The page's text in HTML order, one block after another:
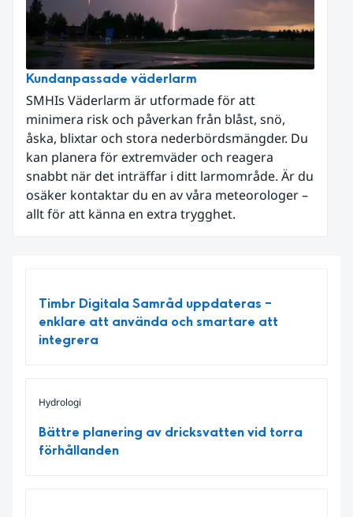
Kundanpassade väderlarm
SMHIs Väderlarm är utformade för att
minimera risk och påverkan från blåst, snö,
åska, blixtar och stora nederbördsmängder. Du
kan planera för extremväder och reagera
snabbt när det inträffar i ditt larmområde. Är du
osäker kontaktar du en av våra meteorologer –
allt för att känna en extra trygghet.
Timbr Digitala Samråd uppdateras –
enklare att använda och smartare att
integrera
Hydrologi
Bättre planering av dricksvatten vid torra
förhållanden